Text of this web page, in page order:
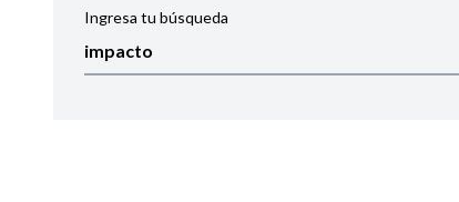
Ingresa tu búsqueda